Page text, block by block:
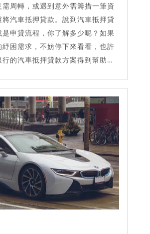
周轉，或遇到意外需籌措一筆資
汽車抵押貸款。說到汽車抵押貸
申貸流程，你了解多少呢？如果
困需求，不妨停下來看看，也許
行的汽車抵押貸款方案得到幫助…